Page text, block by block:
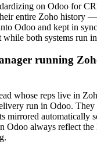
on Odoo for
entire Zoho history —
Odoo and kept in
both systems run
running
whose reps live in
run in Odoo. They
mirrored automatically
Odoo always reflect